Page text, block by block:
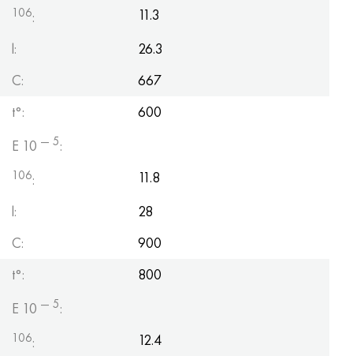
106:
11.3
l:
26.3
C:
667
t°:
600
E 10 — 5:
106:
11.8
l:
28
C:
900
t°:
800
E 10 — 5:
106:
12.4